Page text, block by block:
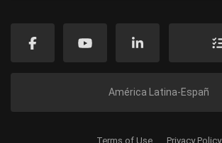
América Latina-Españ
Terms of Use Privacy Policy